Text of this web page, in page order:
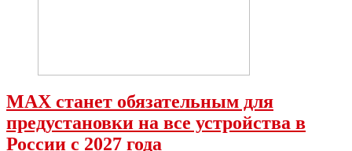
МАХ станет обязательным для
предустановки на все устройства в
России с 2027 года